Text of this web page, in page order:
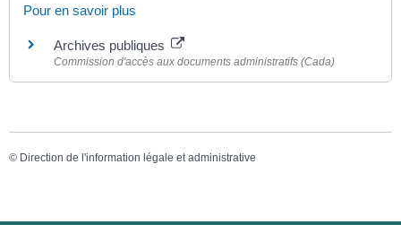
Pour en savoir plus
Archives publiques
Commission d'accès aux documents administratifs (Cada)
© Direction de l'information légale et administrative